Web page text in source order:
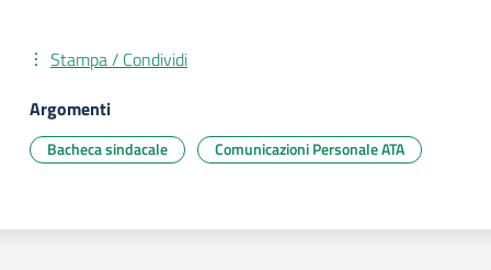
Stampa / Condividi
Argomenti
Bacheca sindacale Comunicazioni Personale ATA